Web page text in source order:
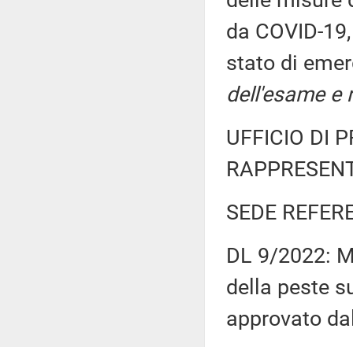
da COVID-
stato di
dell'esame e
UFFICIO DI
SEDE
DL 9/2022:
della peste
approvato